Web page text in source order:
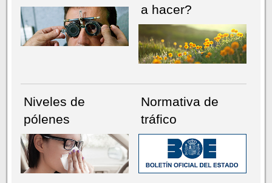
a hacer?
Niveles de
pólenes
Normativa de
tráfico